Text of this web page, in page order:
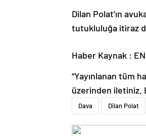
Dilan Polat’ın
tutukluluğa itiraz
Haber Kaynak :
“Yayınlanan tüm
üzerinden iletiniz.
Dava Dilan Polat